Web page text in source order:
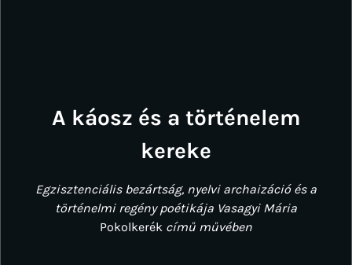
A káosz és a történelem
kereke
Egzisztenciális bezártság, nyelvi archaizáció és a
történelmi regény poétikája Vasagyi Mária
Pokolkerék című művében